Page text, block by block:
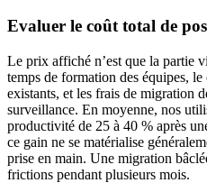
Evaluer le coût total de
Le prix affiché n’est que la partie
temps de formation des équipes,
existants, et les frais de migration
surveillance. En moyenne, nos
productivité de 25 à 40 % après
ce gain ne se matérialise
prise en main. Une migration
frictions pendant plusieurs mois.